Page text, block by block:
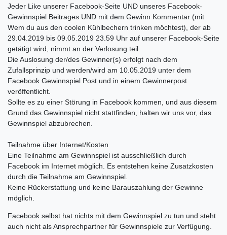
Jeder Like unserer Facebook-Seite UND unseres Facebook-
Gewinnspiel Beitrages UND mit dem Gewinn Kommentar (mit
Wem du aus den coolen Kühlbechern trinken möchtest), der ab
29.04.2019 bis 09.05.2019 23.59 Uhr auf unserer Facebook-Seite
getätigt wird, nimmt an der Verlosung teil.
Die Auslosung der/des Gewinner(s) erfolgt nach dem
Zufallsprinzip und werden/wird am 10.05.2019 unter dem
Facebook Gewinnspiel Post und in einem Gewinnerpost
veröffentlicht.
Sollte es zu einer Störung in Facebook kommen, und aus diesem
Grund das Gewinnspiel nicht stattfinden, halten wir uns vor, das
Gewinnspiel abzubrechen.
Teilnahme über Internet/Kosten
Eine Teilnahme am Gewinnspiel ist ausschließlich durch
Facebook im Internet möglich. Es entstehen keine Zusatzkosten
durch die Teilnahme am Gewinnspiel.
Keine Rückerstattung und keine Barauszahlung der Gewinne
möglich.
Facebook selbst hat nichts mit dem Gewinnspiel zu tun und steht
auch nicht als Ansprechpartner für Gewinnspiele zur Verfügung.